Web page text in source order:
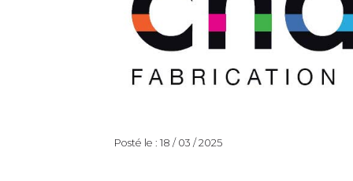
Posté le : 18 / 03 / 2025